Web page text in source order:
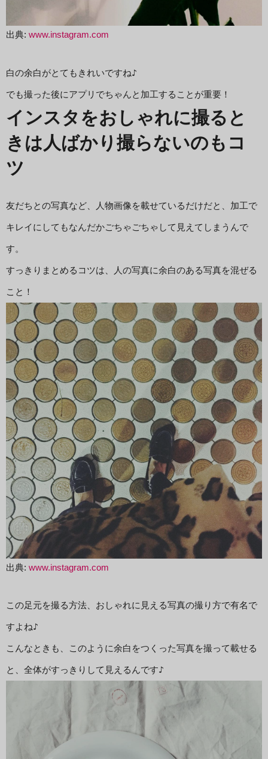
出典: www.instagram.com
白の余白がとてもきれいですね♪
でも撮った後にアプリでちゃんと加工することが重要！
インスタをおしゃれに撮ると
きは人ばかり撮らないのもコ
ツ
友だちとの写真など、人物画像を載せているだけだと、加工で
キレイにしてもなんだかごちゃごちゃして見えてしまうんで
す。
すっきりまとめるコツは、人の写真に余白のある写真を混ぜる
こと！
出典: www.instagram.com
この足元を撮る方法、おしゃれに見える写真の撮り方で有名で
すよね♪
こんなときも、このように余白をつくった写真を撮って載せる
と、全体がすっきりして見えるんです♪